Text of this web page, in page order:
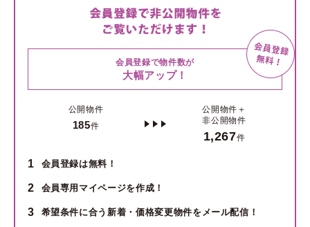
会員登録で物件数が
大幅アップ！
公開物件
185件
公開物件＋
非公開物件
1,267件
1 会員登録は無料！
2 会員専用マイページを作成！
3 希望条件に合う新着・価格変更物件をメール配信！